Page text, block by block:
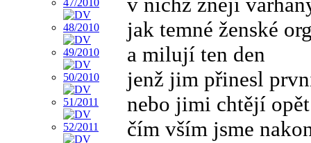
jak temné ženské
a milují ten den
jenž jim přinesl
nebo jimi chtějí
čím vším jsme